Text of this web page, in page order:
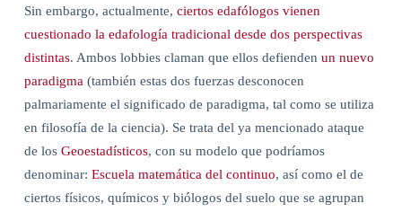
Sin embargo, actualmente, ciertos edafólogos vienen
cuestionado la edafología tradicional desde dos perspectivas
distintas. Ambos lobbies claman que ellos defienden un nuevo
paradigma (también estas dos fuerzas desconocen
palmariamente el significado de paradigma, tal como se utiliza
en filosofía de la ciencia). Se trata del ya mencionado ataque
de los Geoestadísticos, con su modelo que podríamos
denominar: Escuela matemática del continuo, así como el de
ciertos físicos, químicos y biólogos del suelo que se agrupan